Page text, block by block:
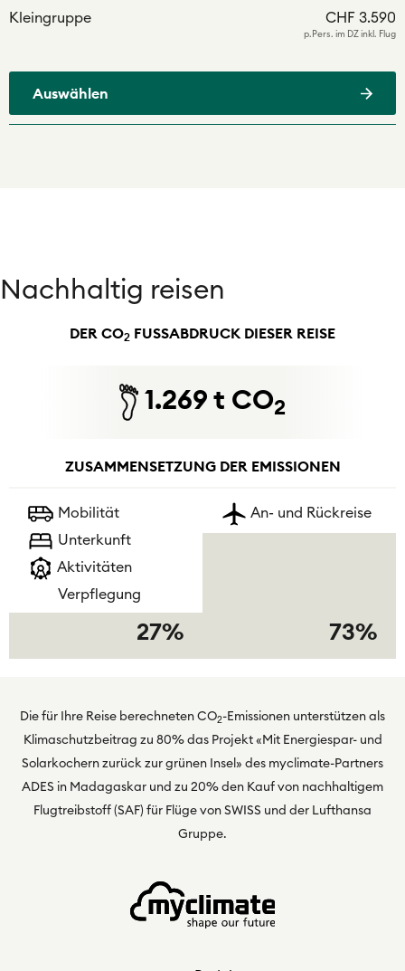
Kleingruppe CHF 3.590
p.Pers. im DZ inkl. Flug
Auswählen
Nachhaltig reisen
DER CO2 FUSSABDRUCK DIESER REISE
1.269 t CO2
ZUSAMMENSETZUNG DER EMISSIONEN
Mobilität
Unterkunft
Aktivitäten
Verpflegung
27%
An- und Rückreise
73%
Die für Ihre Reise berechneten CO2-Emissionen unterstützen als
Klimaschutzbeitrag zu 80% das Projekt «Mit Energiespar- und
Solarkochern zurück zur grünen Insel» des myclimate-Partners
ADES in Madagaskar und zu 20% den Kauf von nachhaltigem
Flugtreibstoff (SAF) für Flüge von SWISS und der Lufthansa
Gruppe.